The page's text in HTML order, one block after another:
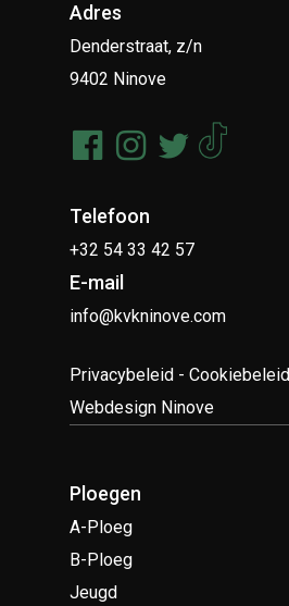
Adres
Denderstraat, z/n
9402 Ninove
Telefoon
+32 54 33 42 57
E-mail
info@kvkninove.com
Privacybeleid -Cookiebeleid
Webdesign Ninove
Ploegen
A-Ploeg
B-Ploeg
Jeugd